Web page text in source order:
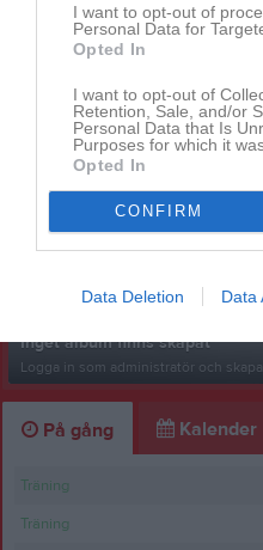
I want to opt-out of
Personal Data for
Opted In
I want to opt-out of
Retention, Sale, and/or
Personal Data that Is
Purposes for which it
Opted In
CONFIRM
Data Deletion Data
Logga in och ladda upp ert första
Senast uppdaterade album
Inget album finns skapat
Logga in som administratör och
På gång Kalender
Träning
Träning